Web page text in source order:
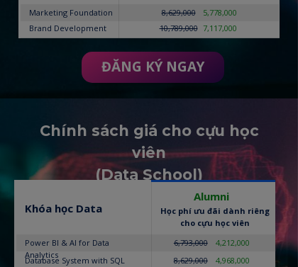
ĐĂNG KÝ NGAY
Marketing Foundation
Brand Development
7,117,000
5,778,000
8,629,000
10,789,000
Chính sách giá cho cựu học
viên
(Data School)
Học phí ưu đãi dành riêng
cho cựu học viên
Khóa học Data
Power BI & AI for Data
Analytics
Database System with SQL
4,968,000
4,212,000
Alumni
6,793,000
8,629,000